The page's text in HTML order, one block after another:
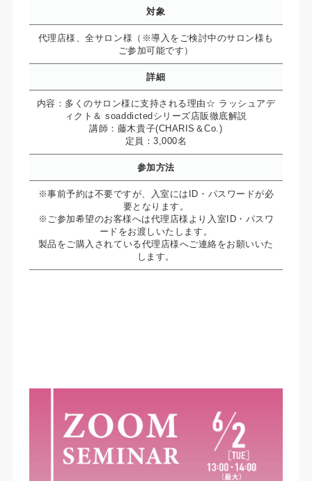
対象
代理店様、全サロン様（※導入をご検討中のサロン様も
ご参加可能です）
詳細
内容：多くのサロン様に支持される理由☆ ラッシュアデ
ィクト＆ soaddictedシリーズ店販徹底解説
講師：藤木貴子(CHARIS＆Co.)
定員：3,000名
参加方法
※事前予約は不要ですが、入室にはID・パスワードが必
要となります。
※ご参加希望のお客様へは代理店様より入室ID・パスワ
ードをお渡しいたします。
製品をご購入されている代理店様へご連絡をお願いいた
します。